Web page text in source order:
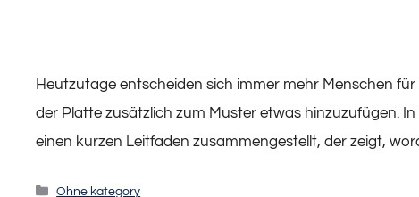
Heutzutage entscheiden sich immer mehr Menschen
der Platte zusätzlich zum Muster etwas hinzuzufügen.
einen kurzen Leitfaden zusammengestellt, der zeigt,
Kategorien
Ohne kategory